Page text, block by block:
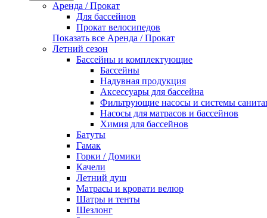
Аренда / Прокат
Для бассейнов
Прокат велосипедов
Показать все Аренда / Прокат
Летний сезон
Бассейны и комплектующие
Бассейны
Надувная продукция
Аксессуары для бассейна
Фильтрующие насосы и системы
Насосы для матрасов и бассейнов
Химия для бассейнов
Батуты
Гамак
Горки / Домики
Качели
Летний душ
Матрасы и кровати велюр
Шатры и тенты
Шезлонг